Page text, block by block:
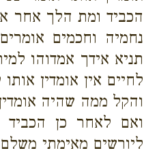
הכביד ומת הלך אחר
נחמיה וחכמים
תניא אידך אמדוהו
לחיים אין אומדין
והקל ממה שהיה
ואם לאחר כן
ליורשים מאימתי